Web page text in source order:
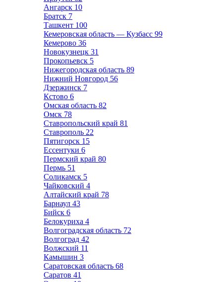
Ангарск 10
Братск 7
Ташкент 100
Кемеровская область — Кузбасс 99
Кемерово 36
Новокузнецк 31
Прокопьевск 5
Нижегородская область 89
Нижний Новгород 56
Дзержинск 7
Кстово 6
Омская область 82
Омск 78
Ставропольский край 81
Ставрополь 22
Пятигорск 15
Ессентуки 6
Пермский край 80
Пермь 51
Соликамск 5
Чайковский 4
Алтайский край 78
Барнаул 43
Бийск 6
Белокуриха 4
Волгоградская область 72
Волгоград 42
Волжский 11
Камышин 3
Саратовская область 68
Саратов 41